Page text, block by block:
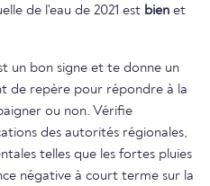
de l'eau de 2021 est bien et
un bon signe et te donne un
de repère pour répondre à la
ou non. Vérifie
des autorités régionales,
telles que les fortes pluies
négative à court terme sur la